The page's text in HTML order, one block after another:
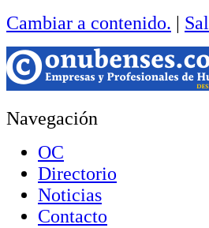
Cambiar a contenido. |
Navegación
OC
Directorio
Noticias
Contacto